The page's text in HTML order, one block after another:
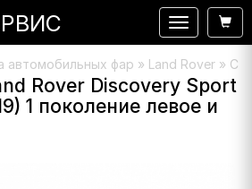
автомобильных фар » Land Rover »
Rover Discovery Sport
1 поколение левое и
Навигация